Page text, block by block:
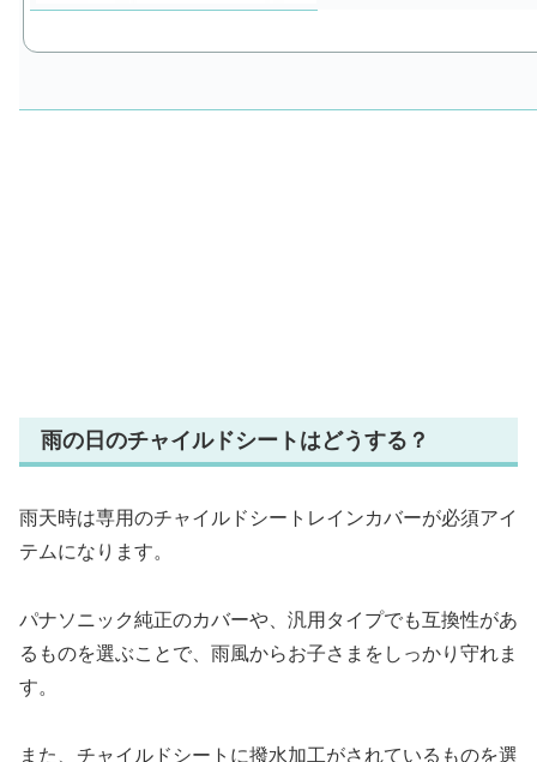
雨の日のチャイルドシートはどうする？
雨天時は専用のチャイルドシートレインカバーが必須アイ
テムになります。
パナソニック純正のカバーや、汎用タイプでも互換性があ
るものを選ぶことで、雨風からお子さまをしっかり守れま
す。
また、チャイルドシートに撥水加工がされているものを選